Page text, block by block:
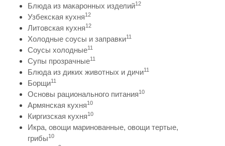
Блюда из макаронных изделий12
Узбекская кухня12
Литовская кухня12
Холодные соусы и заправки11
Соусы холодные11
Супы прозрачные11
Блюда из диких животных и дичи11
Борщи11
Основы рационального питания10
Армянская кухня10
Киргизская кухня10
Икра, овощи маринованные, овощи тертые,
грибы10